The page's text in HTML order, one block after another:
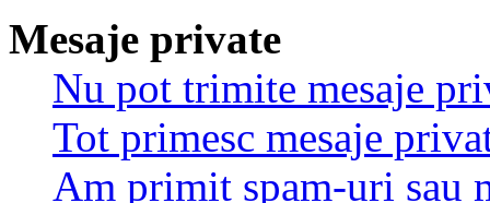
Mesaje private
Nu pot trimite mesaje
Tot primesc mesaje
Am primit spam-uri sau